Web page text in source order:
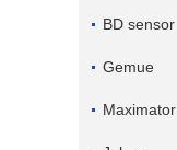
BD sensor
Gemue
Maximator